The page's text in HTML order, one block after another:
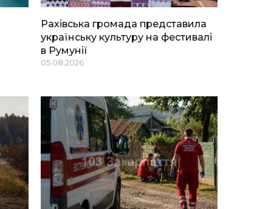
Рахівська громада представила
українську культуру на фестивалі
в Румунії
05.08.2026